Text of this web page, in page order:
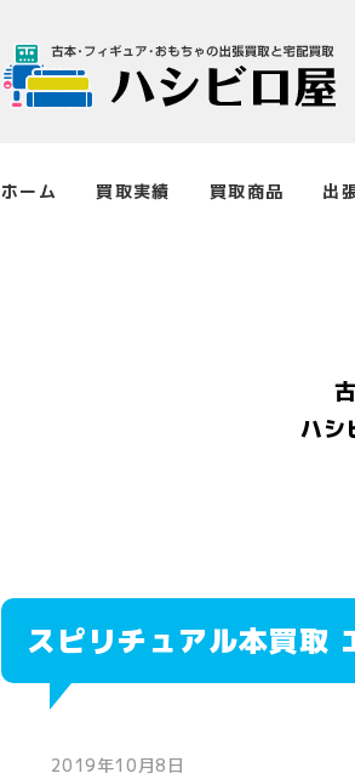
ホーム 買取実績 買取商品 出
ハシ
スピリチュアル本買取
2019年10月8日